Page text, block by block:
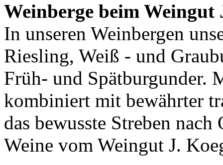
Weinberge beim
In unseren Weinbergen
Riesling, Weiß - und
Früh- und Spätburgunder.
kombiniert mit bewährter
das bewusste Streben
Weine vom Weingut J.